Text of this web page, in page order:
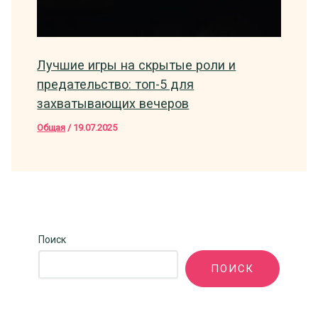
Лучшие игры на скрытые роли и
предательство: топ-5 для
захватывающих вечеров
Общая / 19.07.2025
Поиск
ПОИСК